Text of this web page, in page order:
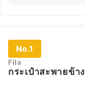
No.1
Fila
กระเป๋าสะพายข้า